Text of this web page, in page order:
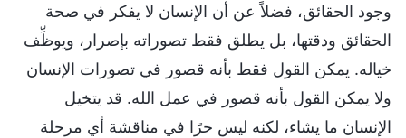
وجود الحقائق، فضلاً عن أن الإنسان لا يفكر في صحة
الحقائق ودقتها، بل يطلق فقط تصوراته بإصرار، ويوظِّف
خياله. يمكن القول فقط بأنه قصور في تصورات الإنسان
ولا يمكن القول بأنه قصور في عمل الله. قد يتخيل
الإنسان ما يشاء، لكنه ليس حرًا في مناقشة أي مرحلة